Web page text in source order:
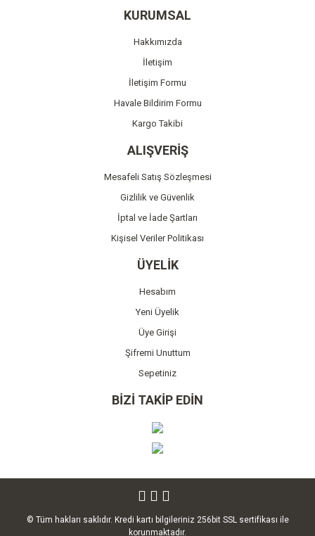
KURUMSAL
Hakkımızda
İletişim
İletişim Formu
Havale Bildirim Formu
Kargo Takibi
ALIŞVERİŞ
Mesafeli Satış Sözleşmesi
Gizlilik ve Güvenlik
İptal ve İade Şartları
Kişisel Veriler Politikası
ÜYELİK
Hesabım
Yeni Üyelik
Üye Girişi
Şifremi Unuttum
Sepetiniz
BİZİ TAKİP EDİN
© Tüm hakları saklıdır. Kredi kartı bilgileriniz 256bit SSL sertifikası ile
korunmaktadır.